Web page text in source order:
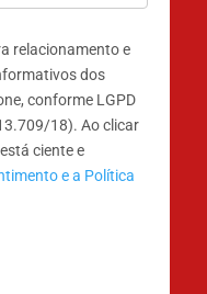
relacionamento e
dos
conforme LGPD
18). Ao clicar
ciente e
e a Política